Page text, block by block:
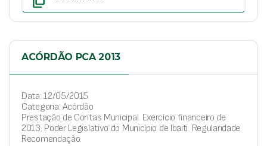
ACÓRDÃO PCA 2013
Data: 12/05/2015
Categoria: Acórdão
Prestação de Contas Municipal. Exercício financeiro de
2013. Poder Legislativo do Município de Ibaiti. Regularidade.
Recomendação.